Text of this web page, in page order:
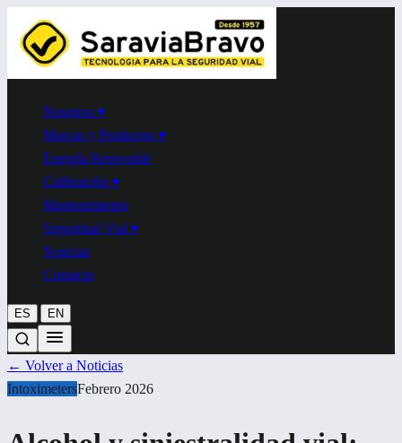
Nosotros ▾
Marcas y Productos ▾
Energía Renovable
Calibración ▾
Mantenimiento
Seguridad Vial ▾
Noticias
Contacto
ES EN
← Volver a Noticias
IntoximetersFebrero 2026